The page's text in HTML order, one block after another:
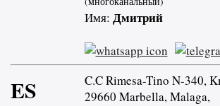
Имя: Дмитрий
ES
C.C Rimesa-Tino N-340,
29660 Marbella, Malaga,